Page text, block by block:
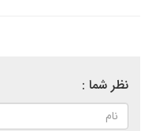
نظر شما :